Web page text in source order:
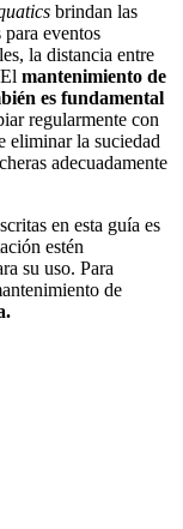
brindan las
eventos
la distancia entre
mantenimiento de
es fundamental
regularmente con
eliminar la suciedad
adecuadamente
en esta guía es
estén
su uso. Para
de